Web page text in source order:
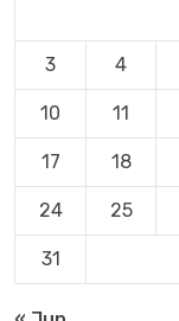
3 4
10 11
17 18
24 25
31